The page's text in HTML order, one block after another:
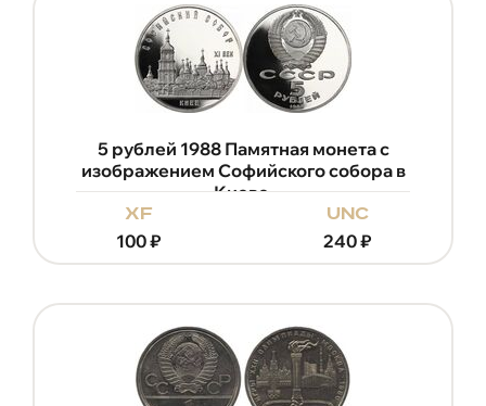
5 рублей 1988 Памятная монета с
изображением Софийского собора в
Киеве.
xf
100₽
unc
240₽